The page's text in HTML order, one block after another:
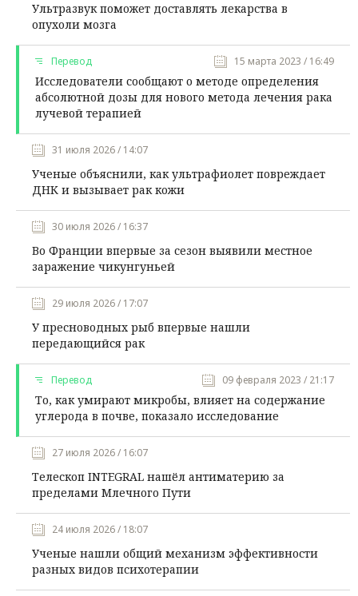
Ультразвук поможет доставлять лекарства в
опухоли мозга
Перевод 15 марта 2023 / 16:49
Исследователи сообщают о методе определения
абсолютной дозы для нового метода лечения рака
лучевой терапией
31 июля 2026 / 14:07
Ученые объяснили, как ультрафиолет повреждает
ДНК и вызывает рак кожи
30 июля 2026 / 16:37
Во Франции впервые за сезон выявили местное
заражение чикунгуньей
29 июля 2026 / 17:07
У пресноводных рыб впервые нашли
передающийся рак
Перевод 09 февраля 2023 / 21:17
То, как умирают микробы, влияет на содержание
углерода в почве, показало исследование
27 июля 2026 / 16:07
Телескоп INTEGRAL нашёл антиматерию за
пределами Млечного Пути
24 июля 2026 / 18:07
Ученые нашли общий механизм эффективности
разных видов психотерапии